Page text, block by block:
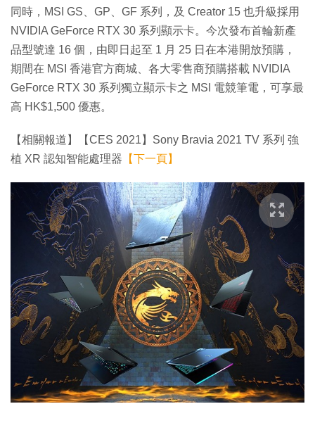
同時，MSI GS、GP、GF 系列，及 Creator 15 也升級採用
NVIDIA GeForce RTX 30 系列顯示卡。今次發布首輪新產
品型號達 16 個，由即日起至 1 月 25 日在本港開放預購，
期間在 MSI 香港官方商城、各大零售商預購搭載 NVIDIA
GeForce RTX 30 系列獨立顯示卡之 MSI 電競筆電，可享最
高 HK$1,500 優惠。
【相關報道】【CES 2021】Sony Bravia 2021 TV 系列 強
植 XR 認知智能處理器 【下一頁】